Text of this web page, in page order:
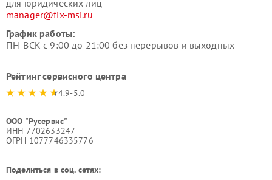
для юридических лиц
manager@fix-msi.ru
График работы:
ПН-ВСК с 9:00 до 21:00 без перерывов и выходных
Рейтинг сервисного центра
4.9-5.0
ООО "Русервис"
ИНН 7702633247
ОГРН 1077746335776
Поделиться в соц. сетях: